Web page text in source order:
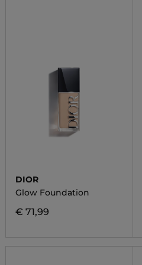
DIOR
Glow Foundation
€ 71,99